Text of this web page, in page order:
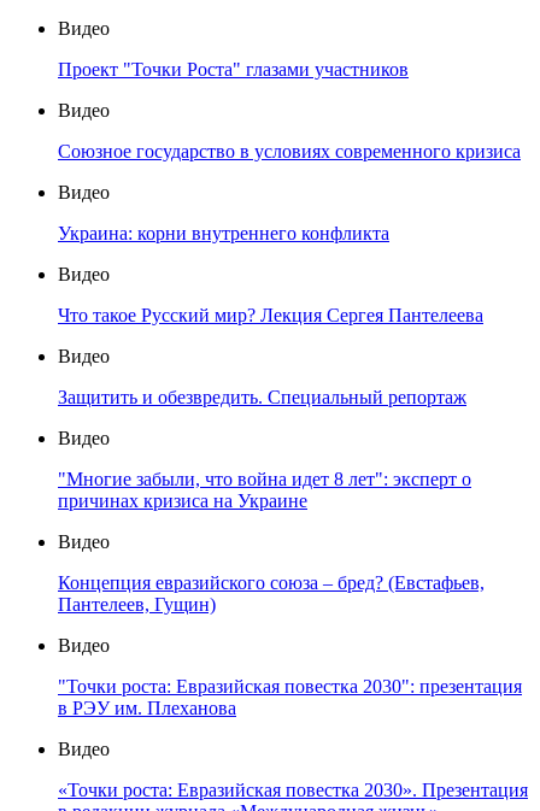
Видео
Проект "Точки Роста" глазами участников
Видео
Союзное государство в условиях современного кризиса
Видео
Украина: корни внутреннего конфликта
Видео
Что такое Русский мир? Лекция Сергея Пантелеева
Видео
Защитить и обезвредить. Специальный репортаж
Видео
"Многие забыли, что война идет 8 лет": эксперт о
причинах кризиса на Украине
Видео
Концепция евразийского союза – бред? (Евстафьев,
Пантелеев, Гущин)
Видео
"Точки роста: Евразийская повестка 2030": презентация
в РЭУ им. Плеханова
Видео
«Точки роста: Евразийская повестка 2030». Презентация